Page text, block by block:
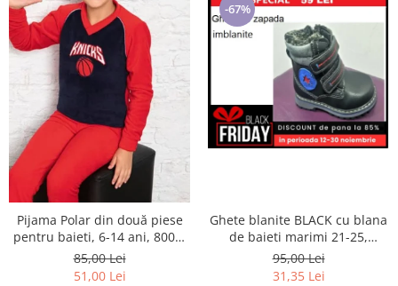
Pijama Polar din două piese
pentru baieti, 6-14 ani, 8007,
culoare bleomarin si rosu
85,00 Lei
51,00 Lei
-67%
Ghete blanite BLACK cu blana
de baieti marimi 21-25,
inchidere cu scai si fermoar
95,00 Lei
31,35 Lei